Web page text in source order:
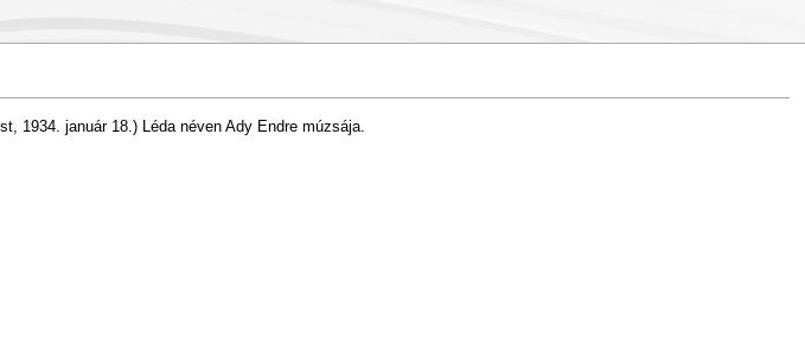
1934. január 18.) Léda néven Ady Endre múzsája.